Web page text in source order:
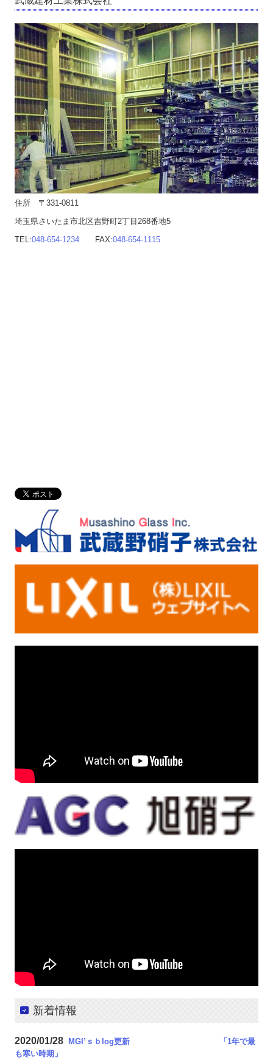
新着情報
2020/01/28
MGI’ｓｂlog更新 「1年で最
も寒い時期 」
住所 〒331-0811
埼玉県さいたま市北区吉野町2丁目268番地5
TEL:048-654-1234 FAX:048-654-1115